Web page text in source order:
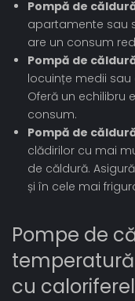
Pompă de
apartamente sau
are un consum
Pompă de
locuințe medii
Oferă un echilibru
consum.
Pompă de
clădirilor cu mai
de căldură.
și în cele mai
Pompe de
cu